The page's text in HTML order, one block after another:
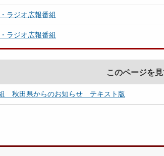
ラジオ広報番組
ラジオ広報番組
このページを
秋田県からのお知らせ テキスト版